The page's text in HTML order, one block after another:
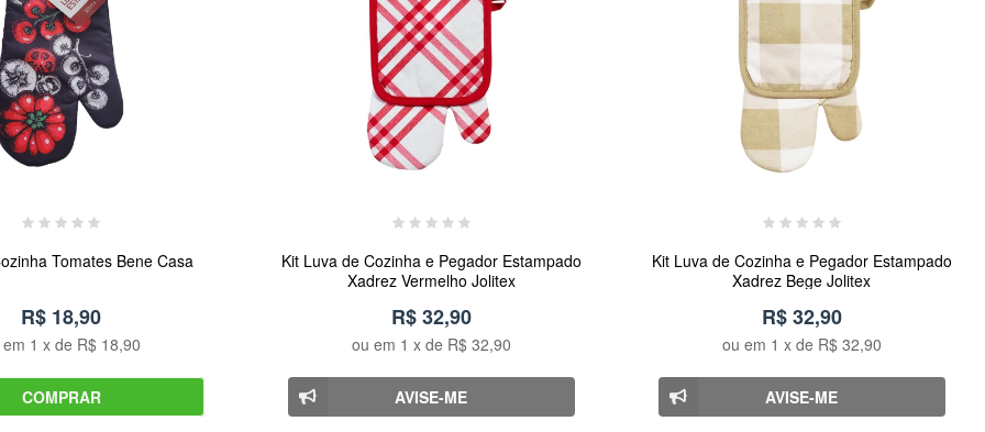
Tomates Bene Casa
R$ 18,90
1 x de R$ 18,90
COMPRAR
Kit Luva de Cozinha e Pegador Estampado
Xadrez Vermelho Jolitex
R$ 32,90
ou em 1 x de R$ 32,90
AVISE-ME
Kit Luva de Cozinha e Pegador Estampado
Xadrez Bege Jolitex
R$ 32,90
ou em 1 x de R$ 32,90
AVISE-ME